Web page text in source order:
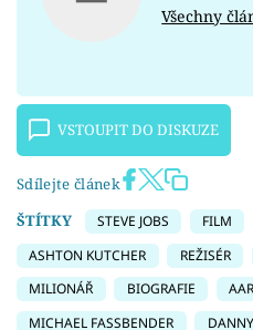
Všechny
VSTOUPIT DO DISKUZE
Sdílejte článek
ŠTÍTKY
STEVE JOBS FILM
ASHTON KUTCHER
REŽISÉR
MILIONÁŘ
BIOGRAFIE
MICHAEL FASSBENDER